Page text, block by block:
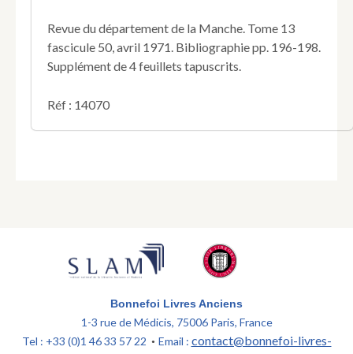
Revue du département de la Manche. Tome 13
fascicule 50, avril 1971. Bibliographie pp. 196-198.
Supplément de 4 feuillets tapuscrits.
Réf : 14070
Bonnefoi Livres Anciens
1-3 rue de Médicis, 75006 Paris, France
Tel : +33 (0)1 46 33 57 22 • Email : contact@bonnefoi-livres-